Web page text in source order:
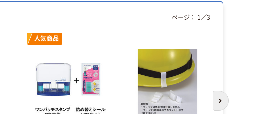
人気商品
ページ： 1 ／3
次のスライド